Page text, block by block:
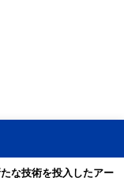
な技術を投入したアー